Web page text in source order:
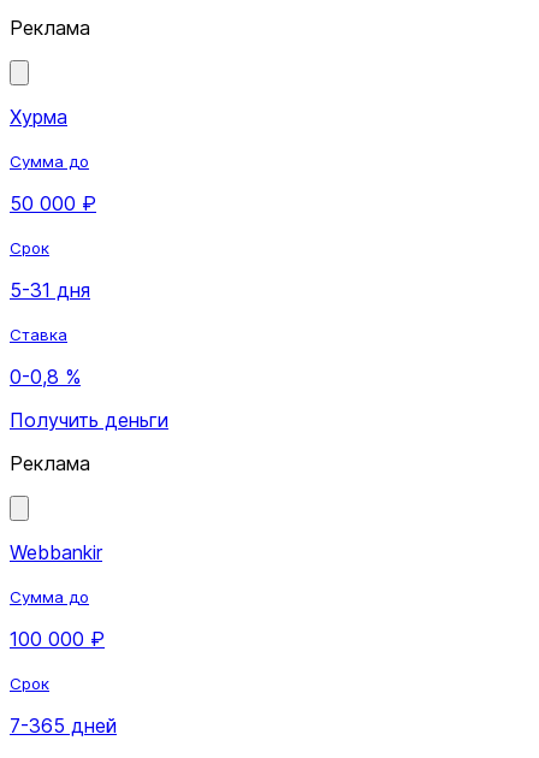
Реклама
Хурма
Сумма до
50 000 ₽
Срок
5-31 дня
Ставка
0-0,8 %
Получить деньги
Реклама
Webbankir
Сумма до
100 000 ₽
Срок
7-365 дней